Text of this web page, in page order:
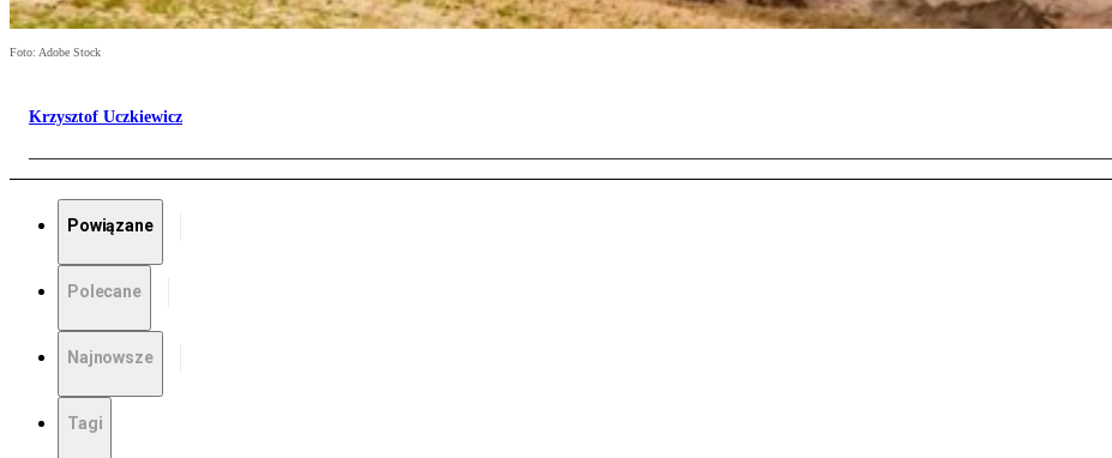
Foto: Adobe Stock
Krzysztof Uczkiewicz
Powiązane
Polecane
Najnowsze
Tagi